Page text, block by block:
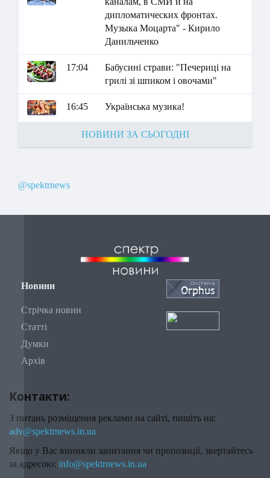
дипломатических фронтах.
Музыка Моцарта" - Кирило
Данильченко
17:04
Бабусині страви: "Печериці на
грилі зі шпиком і овочами"
16:45 Українська музика!
НОВИНИ ЗА СЬОГОДНІ
@spektrnews
Новини
Стрічка новин
Статті
Думки
Архів
Контакти:
З питань розміщення реклами на сайті, пишіть на:
adv@spektrnews.in.ua
Якщо у Вас виникли запитання чи пропозиції, звертайтесь
за адресою: info@spektrnews.in.ua